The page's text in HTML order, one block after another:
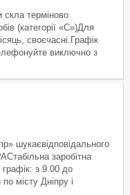
скла терміново
(категорії «С»)Для
своєчасні.Графік
виключно з
шукаєвідповідального
заробітна
графік: з 9.00 до
місту Дніпру і